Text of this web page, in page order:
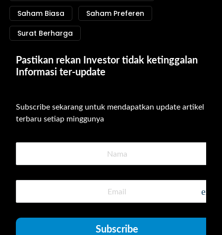
Saham Biasa
Saham Preferen
Surat Berharga
Pastikan rekan Investor tidak ketinggalan
Informasi ter-update
Subscribe sekarang untuk mendapatkan update artikel
terbaru setiap minggunya
Subscribe